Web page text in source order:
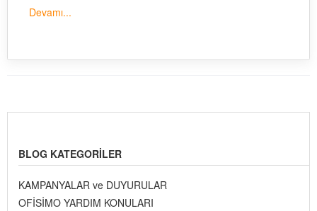
Devamı...
BLOG KATEGORILER
KAMPANYALAR ve DUYURULAR
OFİSİMO YARDIM KONULARI